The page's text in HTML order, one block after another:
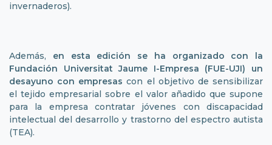
invernaderos).
Además, en esta edición se ha organizado con la
Fundación Universitat Jaume I-Empresa (FUE-UJI) un
desayuno con empresascon el objetivo de sensibilizar
el tejido empresarial sobre el valor añadido que supone
para la empresa contratar jóvenes con discapacidad
intelectual del desarrollo y trastorno del espectro autista
(TEA).